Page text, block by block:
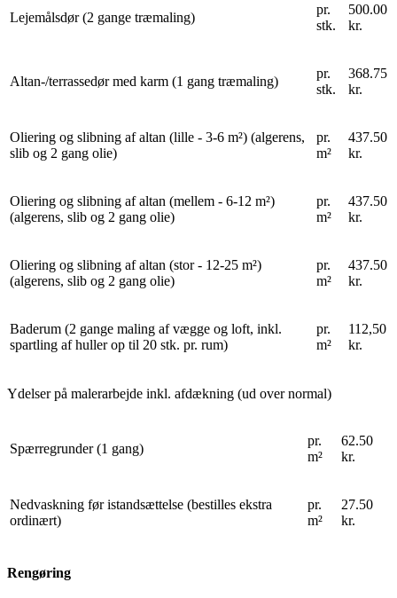
Lejemålsdør (2 gange træmaling)
pr.
stk.
500.00
kr.
Altan-/terrassedør med karm (1 gang træmaling)
pr.
stk.
368.75
kr.
Oliering og slibning af altan (lille - 3-6 m²) (algerens,
slib og 2 gang olie)
pr.
m²
437.50
kr.
Oliering og slibning af altan (mellem - 6-12 m²)
(algerens, slib og 2 gang olie)
pr.
m²
437.50
kr.
Oliering og slibning af altan (stor - 12-25 m²)
(algerens, slib og 2 gang olie)
pr.
m²
437.50
kr.
Baderum (2 gange maling af vægge og loft, inkl.
spartling af huller op til 20 stk. pr. rum)
pr.
m²
112,50
kr.
Ydelser på malerarbejde inkl. afdækning (ud over normal)
Spærregrunder (1 gang)
pr.
m²
62.50
kr.
Nedvaskning før istandsættelse (bestilles ekstra
ordinært)
pr.
m²
27.50
kr.
Rengøring